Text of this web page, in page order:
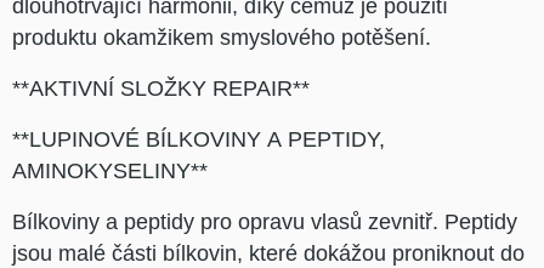
dlouhotrvající harmonii, díky čemuž je použití
produktu okamžikem smyslového potěšení.
**AKTIVNÍ SLOŽKY REPAIR**
**LUPINOVÉ BÍLKOVINY A PEPTIDY,
AMINOKYSELINY**
Bílkoviny a peptidy pro opravu vlasů zevnitř. Peptidy
jsou malé části bílkovin, které dokážou proniknout do